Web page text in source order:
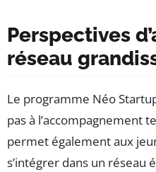
Perspectives
réseau
Le programme Néo
pas à l’accompagnement
permet également aux
s’intégrer dans un réseau